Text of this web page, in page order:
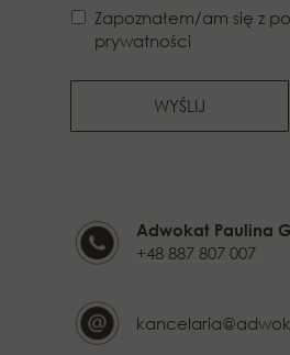
Adwokat Paulina
+48 887 807 007
Zapoznałem/am się z
prywatności
WYŚLIJ